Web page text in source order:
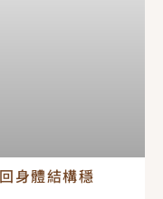
身體結構穩